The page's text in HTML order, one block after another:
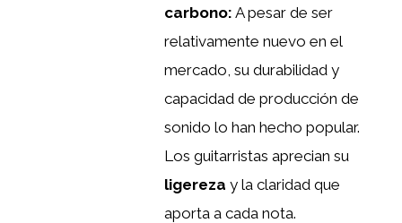
carbono: A pesar de ser
relativamente nuevo en el
mercado, su durabilidad y
capacidad de producción de
sonido lo han hecho popular.
Los guitarristas aprecian su
ligereza y la claridad que
aporta a cada nota.